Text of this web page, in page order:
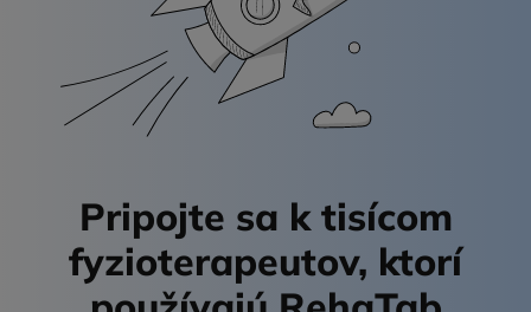
Pripojte sa k tisícom
fyzioterapeutov, ktorí